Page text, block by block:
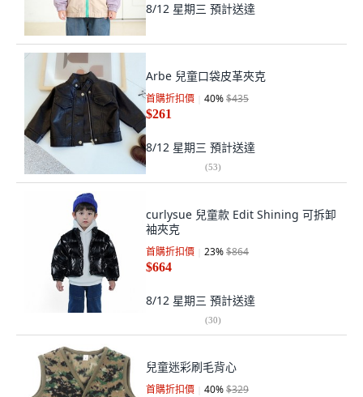
8/12 星期三 預計送達
Arbe 兒童口袋皮革夾克
首購折扣價 40%$435
$261
8/12 星期三 預計送達
(53)
curlysue 兒童款 Edit Shining 可拆卸
袖夾克
首購折扣價 23%$864
$664
8/12 星期三 預計送達
(30)
兒童迷彩刷毛背心
首購折扣價 40%$329